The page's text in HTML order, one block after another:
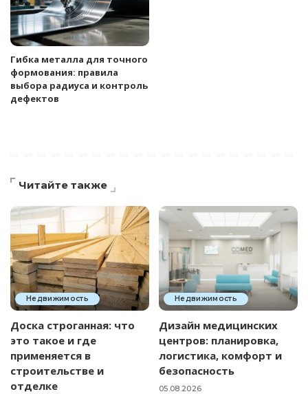
Гибка металла для точного
формования: правила
выбора радиуса и контроль
дефектов
Читайте также
Недвижимость
Доска строганная: что
это такое и где
применяется в
строительстве и
отделке
Недвижимость
Дизайн медицинских
центров: планировка,
логистика, комфорт и
безопасность
05.08.2026